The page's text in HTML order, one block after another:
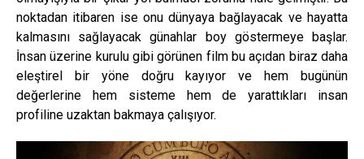
noktadan itibaren ise onu dünyaya bağlayacak ve hayatta
kalmasını sağlayacak günahlar boy göstermeye başlar.
İnsan üzerine kurulu gibi görünen film bu açıdan biraz daha
eleştirel bir yöne doğru kayıyor ve hem bugünün
değerlerine hem sisteme hem de yarattıkları insan
profiline uzaktan bakmaya çalışıyor.